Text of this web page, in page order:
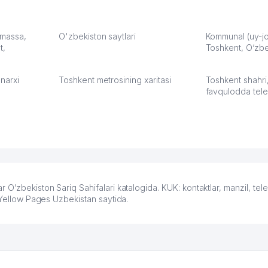
обслуживания клиентов.
Vip Brand 31.07.2026 11:43:39
тут у нас
Выгодное
O'zbekiston saytlari
Kommunal (uy-
Toshkent,
Toshkent metrosining xaritasi
Toshkent
favqulodda
Sariq Sahifalari katalogida. KUK: kontaktlar, manzil,
Pages Uzbekistan saytida.